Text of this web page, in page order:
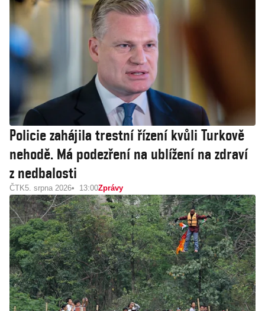
Policie zahájila trestní řízení kvůli Turkově
nehodě. Má podezření na ublížení na zdraví
z nedbalosti
ČTK5. srpna 2026 13:00Zprávy